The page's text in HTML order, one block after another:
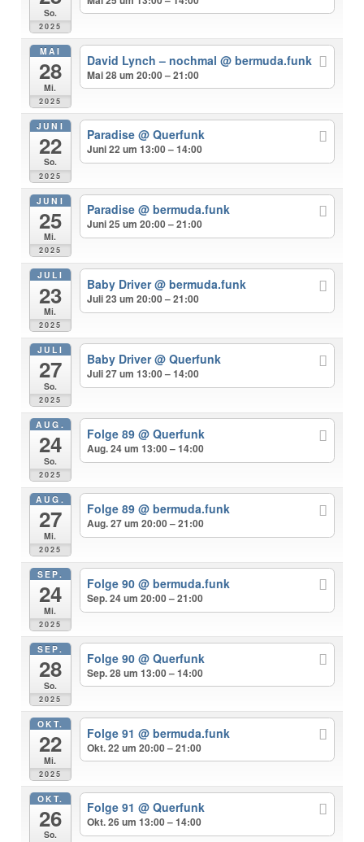
So.
2025
MAI
28
Mi.
2025
David Lynch – nochmal @ bermuda.funk
Mai 28 um 20:00 – 21:00
JUNI
22
So.
2025
Paradise @ Querfunk
Juni 22 um 13:00 – 14:00
JUNI
25
Mi.
2025
Paradise @ bermuda.funk
Juni 25 um 20:00 – 21:00
JULI
23
Mi.
2025
Baby Driver@ bermuda.funk
Juli 23 um 20:00 – 21:00
JULI
27
So.
2025
Baby Driver@ Querfunk
Juli 27 um 13:00 – 14:00
AUG.
24
So.
2025
Folge 89 @ Querfunk
Aug. 24 um 13:00 – 14:00
AUG.
27
Mi.
2025
Folge 89 @ bermuda.funk
Aug. 27 um 20:00 – 21:00
SEP.
24
Mi.
2025
Folge 90 @ bermuda.funk
Sep. 24 um 20:00 – 21:00
SEP.
28
So.
2025
Folge 90 @ Querfunk
Sep. 28 um 13:00 – 14:00
OKT.
22
Mi.
2025
Folge 91 @ bermuda.funk
Okt. 22 um 20:00 – 21:00
OKT.
26
So.
Folge 91 @ Querfunk
Okt. 26 um 13:00 – 14:00